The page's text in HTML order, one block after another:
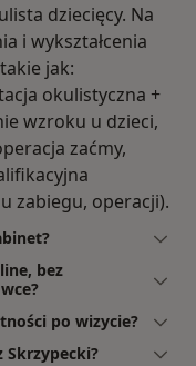
dziecięcy. Na
i wykształcenia
jak:
okulistyczna +
wzroku u dzieci,
zaćmy,
zabiegu, operacji).
bez
po wizycie?
Skrzypecki?